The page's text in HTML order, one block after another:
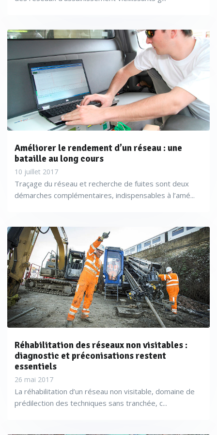
consiste à envoyer un signal électrique à une certaine
fréquence dans le matériau conducteur que l’on souhaite
détecter, à l’aide d’un générateur. Le courant électrique,
en circulant le long du conducteur, génère un champ
électromagnétique qui pourra être détecté et utilisé en
surface pour localiser et mesurer la profondeur des
canalisations.
Cette technique présente l’avantage de permettre la
détection de réseaux sur de très grandes distances, et
permet de mesurer avec précision la profondeur des
canalisations.
Le RD 7100 ou 8100 de Radiodétection, l'Ultra Advanced
de Leica Geosystems, l’UtiliTrac deSewerin, le C-Scope
Améliorer le rendement d’un réseau : une
bataille au long cours
10 juillet 2017
Traçage du réseau et recherche de fuites sont deux
démarches complémentaires, indispensables à l’amé...
Réhabilitation des réseaux non visitables :
diagnostic et préconisations restent
essentiels
26 mai 2017
La réhabilitation d’un réseau non visitable, domaine de
prédilection des techniques sans tranchée, c...